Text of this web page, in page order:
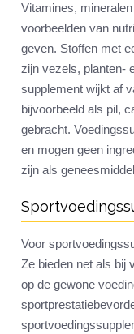
Vitamines,
voorbeelden van
geven. Stoffen met
zijn vezels, planten-
supplement wijkt af
bijvoorbeeld als pil,
gebracht.
en mogen geen
zijn als
Voor
Ze bieden net als bij
op de gewone